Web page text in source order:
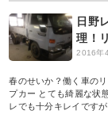
日野
理！
2016年
春のせいか？働く車の
プカー とても綺麗な状
レでも十分キレイです